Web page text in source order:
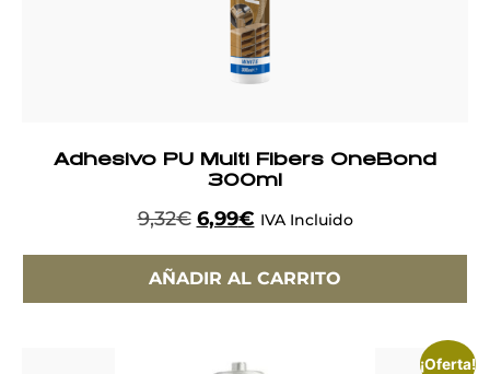
Adhesivo PU Multi Fibers OneBond
300ml
9,32€ 6,99€ IVA Incluido
AÑADIR AL CARRITO
¡Oferta!